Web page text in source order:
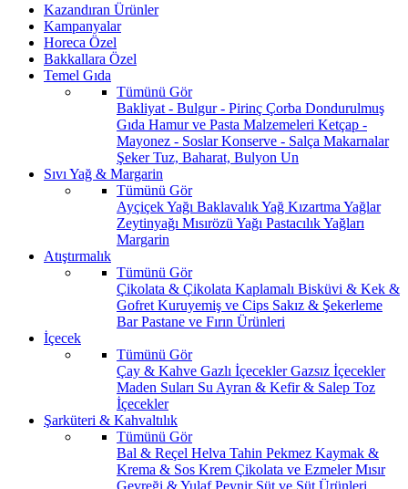
Kazandıran Ürünler
Kampanyalar
Horeca Özel
Bakkallara Özel
Temel Gıda
Tümünü Gör
Bakliyat - Bulgur - Pirinç Çorba Dondurulmuş
Gıda Hamur ve Pasta Malzemeleri Ketçap -
Mayonez - SoslarKonserve - Salça Makarnalar
ŞekerTuz, Baharat, Bulyon Un
Sıvı Yağ & Margarin
Tümünü Gör
Ayçiçek Yağı Baklavalık Yağ Kızartma Yağlar
Zeytinyağı Mısırözü Yağı Pastacılık Yağları
Margarin
Atıştırmalık
Tümünü Gör
Çikolata & Çikolata Kaplamalı Bisküvi & Kek &
Gofret Kuruyemiş ve Cips Sakız & Şekerleme
BarPastane ve Fırın Ürünleri
İçecek
Tümünü Gör
Çay & Kahve Gazlı İçeceklerGazsız İçecekler
Maden Suları Su Ayran & Kefir & Salep Toz
İçecekler
Şarküteri & Kahvaltılık
Tümünü Gör
Bal & Reçel Helva Tahin Pekmez Kaymak &
Krema & Sos Krem Çikolata ve EzmelerMısır
Gevreği & YulafPeynir Süt ve Süt Ürünleri